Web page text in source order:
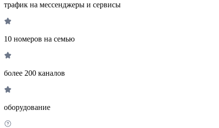
трафик на мессенджеры и сервисы
10 номеров на семью
более 200 каналов
оборудование